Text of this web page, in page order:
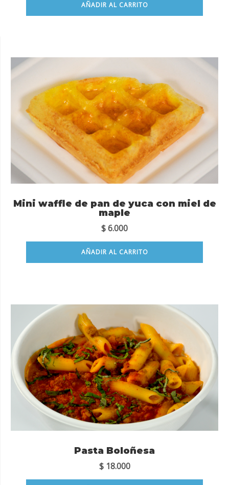
AÑADIR AL CARRITO
Mini waffle de pan de yuca con miel de
maple
$6.000
AÑADIR AL CARRITO
Pasta Boloñesa
$18.000